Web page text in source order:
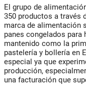
El grupo de
350 productos a través
marca de alimentación
panes congelados
mantenido como la
pastelería y bollería en
especial ya que
producción,
una facturación que